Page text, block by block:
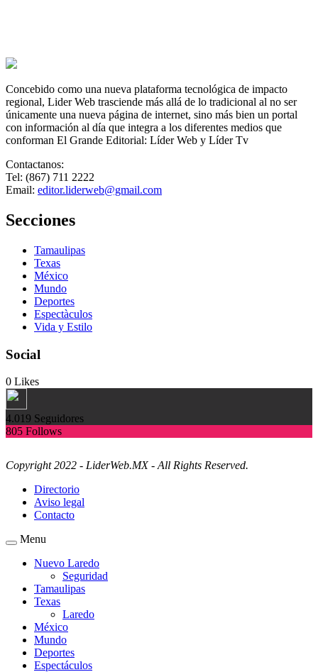
Concebido como una nueva plataforma tecnológica de impacto
regional, Lider Web trasciende más allá de lo tradicional al no ser
únicamente una nueva página de internet, sino más bien un portal
con información al día que integra a los diferentes medios que
conforman El Grande Editorial: Líder Web y Líder Tv
Contactanos:
Tel: (867) 711 2222
Email: editor.liderweb@gmail.com
Secciones
Tamaulipas
Texas
México
Mundo
Deportes
Espectàculos
Vida y Estilo
Social
0 Likes
4.019 Seguidores
805 Follows
Copyright 2022 - LiderWeb.MX - All Rights Reserved.
Directorio
Aviso legal
Contacto
Menu
Nuevo Laredo
Seguridad
Tamaulipas
Texas
Laredo
México
Mundo
Deportes
Espectáculos